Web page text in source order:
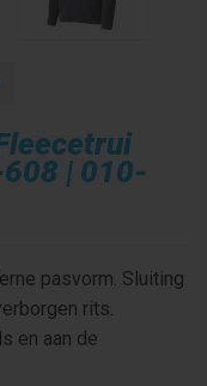
| 010-
pasvorm. Sluiting
rits.
en aan de